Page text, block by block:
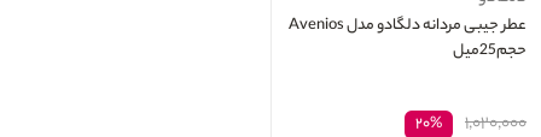
عطر جیبی مردانه دلگادو مدل Avenios
حجم25میل
۱,۰۲۰,۰۰۰ ۲۰%